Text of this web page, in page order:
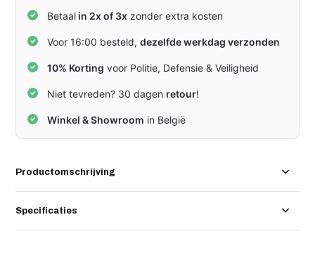
Betaal in 2x of 3x zonder extra kosten
Voor 16:00 besteld,dezelfde werkdag verzonden
10% Korting voor Politie, Defensie & Veiligheid
Niet tevreden? 30 dagen retour!
Winkel & Showroom in België
Productomschrijving
Specificaties